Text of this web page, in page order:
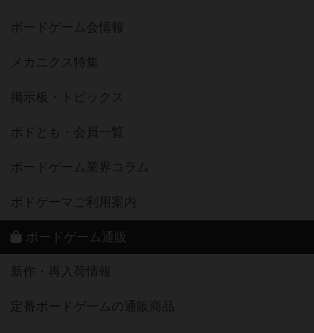
ボードゲーム会情報
メカニクス特集
掲示板・トピックス
ボドとも・会員一覧
ボードゲーム業界コラム
ボドゲーマご利用案内
ボードゲーム通販
新作・再入荷情報
定番ボードゲームの通販商品